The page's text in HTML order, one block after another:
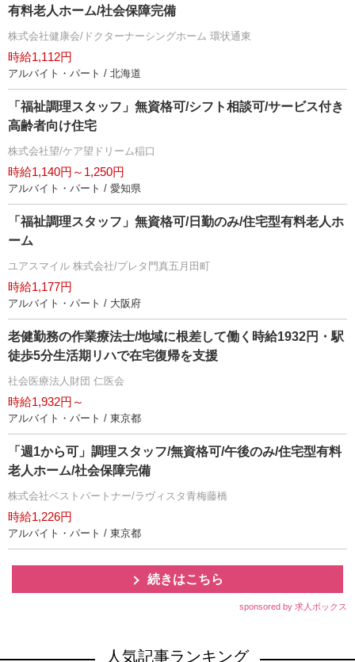
有料老人ホーム/社会保障完備
株式会社健康会/ドクターナーシングホーム 環状通東
時給1,112円
アルバイト・パート / 北海道
「福祉調理スタッフ」無資格可/シフト相談可/サービス付き
高齢者向け住宅
株式会社望/ケア望ドリーム稲口
時給1,140円～1,250円
アルバイト・パート / 愛知県
「福祉調理スタッフ」無資格可/日勤のみ/住宅型有料老人ホ
ーム
ユアスマイル 株式会社/プレタ門真五月田町
時給1,177円
アルバイト・パート / 大阪府
老健勤務の作業療法士/地域に根差して働く時給1932円・駅
徒歩5分生活期リハで在宅復帰を支援
社会医療法人財団 仁医会
時給1,932円～
アルバイト・パート / 東京都
「週1から可」調理スタッフ/無資格可/午後のみ/住宅型有料
老人ホーム/社会保障完備
株式会社ベストパートナー/ラヴィスタ青梅藤橋
時給1,226円
アルバイト・パート / 東京都
続きはこちら
sponsored by 求人ボックス
人気記事ランキング